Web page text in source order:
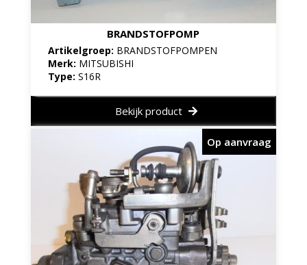
BRANDSTOFPOMP
Artikelgroep: BRANDSTOFPOMPEN
Merk: MITSUBISHI
Type: S16R
Bekijk product
Op aanvraag